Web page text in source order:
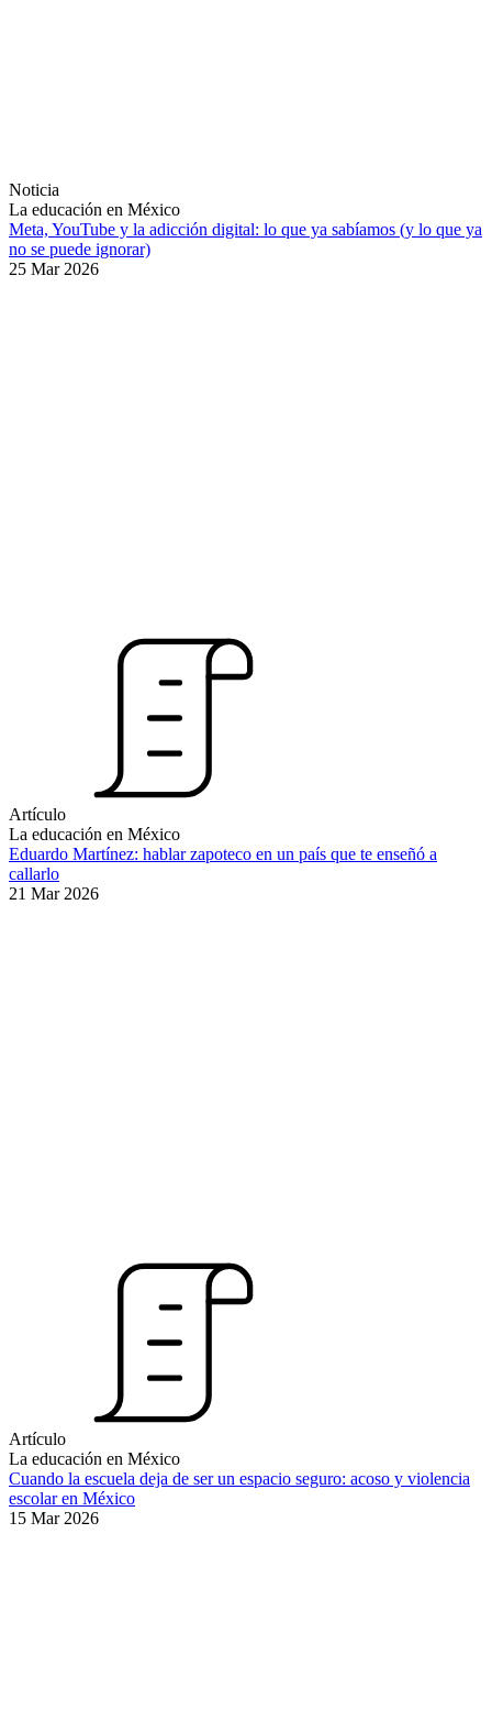
Noticia
La educación en México
Meta, YouTube y la adicción digital: lo que ya sabíamos (y lo que ya
no se puede ignorar)
25 Mar 2026
Artículo
La educación en México
Eduardo Martínez: hablar zapoteco en un país que te enseñó a
callarlo
21 Mar 2026
Artículo
La educación en México
Cuando la escuela deja de ser un espacio seguro: acoso y violencia
escolar en México
15 Mar 2026